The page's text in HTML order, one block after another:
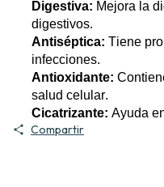
Digestiva: Mejora la
digestivos.
Antiséptica: Tiene
infecciones.
Antioxidante:
salud celular.
Cicatrizante: Ayuda
Compartir